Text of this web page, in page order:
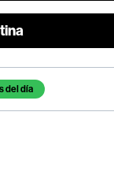
del día